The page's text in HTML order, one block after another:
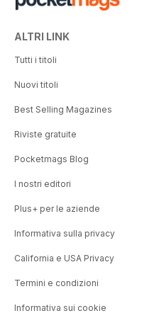
ALTRI LINK
Tutti i titoli
Nuovi titoli
Best Selling Magazines
Riviste gratuite
Pocketmags Blog
I nostri editori
Plus+ per le aziende
Informativa sulla privacy
California e USA Privacy
Termini e condizioni
Informativa sui cookie